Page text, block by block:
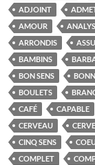
ADJOINT
AMOUR
ARRONDIS
BAMBINS
BON SENS
BOULETS
CAFÉ
CAPABLE
CERVEAU
CINQ SENS
COMPLET